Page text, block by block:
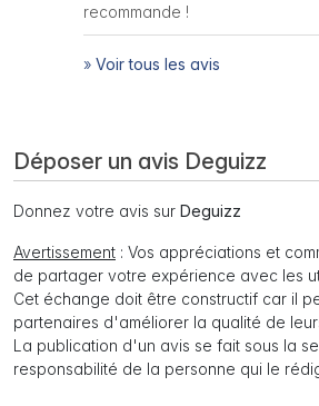
recommande !
» Voir tous les avis
Déposer un avis Deguizz
Donnez votre avis sur Deguizz
Avertissement : Vos appréciations et
de partager votre expérience avec les
Cet échange doit être constructif car il
partenaires d'améliorer la qualité de
La publication d'un avis se fait sous la
responsabilité de la personne qui le